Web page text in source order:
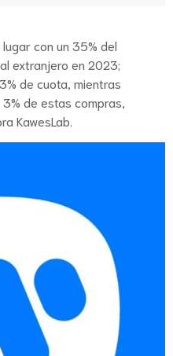
con un 35% del
extranjero en 2023;
de cuota, mientras
de estas compras,
KawesLab.